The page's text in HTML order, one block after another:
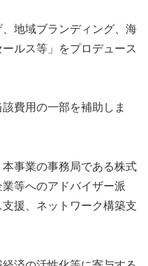
、地域ブランディング、海
ルス等」をプロデュース
費用の一部を補助しま
事業の事務局である株式
等へのアドバイザー派
援、ネットワーク構築支